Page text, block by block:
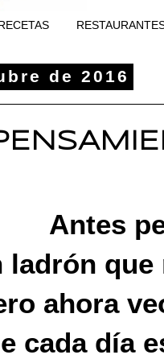
de 2016
Antes
ladrón
ahora
cada día